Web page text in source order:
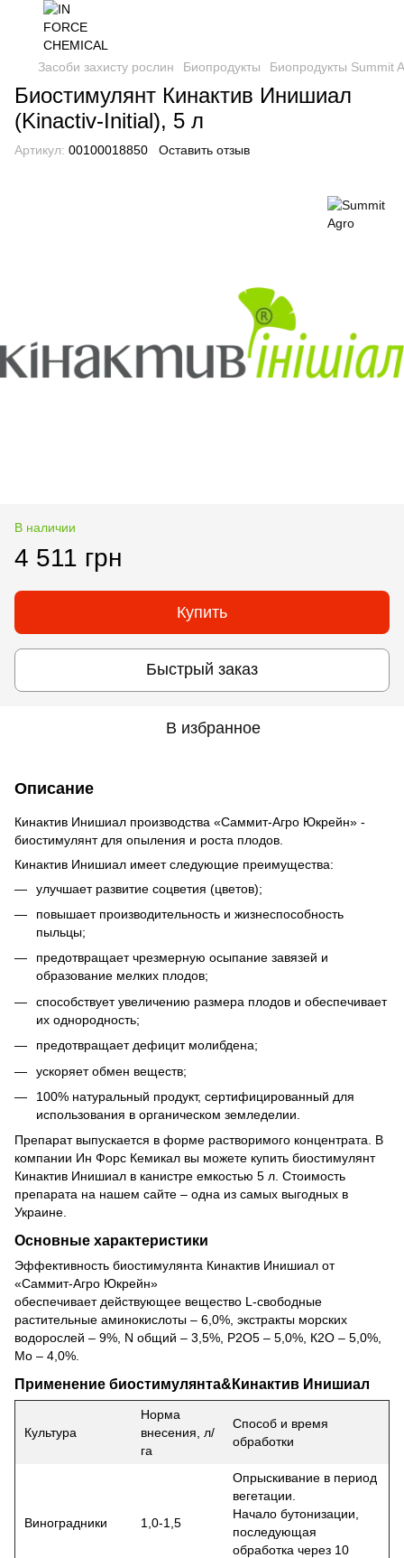
Засоби захисту рослин Биопродукты Биопродукты Summit
Биостимулянт Кинактив Инишиал
(Kinactiv-Initial), 5 л
Артикул: 00100018850 Оставить отзыв
В наличии
4 511 грн
Купить
Быстрый заказ
В избранное
Описание
Кинактив Инишиал производства «Саммит-Агро Юкрейн» -
биостимулянт для опыления и роста плодов.
Кинактив Инишиал имеет следующие преимущества:
улучшает развитие соцветия (цветов);
повышает производительность и жизнеспособность
пыльцы;
предотвращает чрезмерную осыпание завязей и
образование мелких плодов;
способствует увеличению размера плодов и обеспечивает
их однородность;
предотвращает дефицит молибдена;
ускоряет обмен веществ;
100% натуральный продукт, сертифицированный для
использования в органическом земледелии.
Препарат выпускается в форме растворимого концентрата. В
компании Ин Форс Кемикал вы можете купить биостимулянт
Кинактив Инишиал в канистре емкостью 5 л. Стоимость
препарата на нашем сайте – одна из самых выгодных в
Украине.
Основные характеристики
Эффективность биостимулянта Кинактив Инишиал от
«Саммит-Агро Юкрейн»
обеспечивает действующее вещество L-свободные
растительные аминокислоты – 6,0%, экстракты морских
водорослей – 9%, N общий – 3,5%, Р2О5 – 5,0%, К2О – 5,0%,
Mo – 4,0%.
Применение биостимулянта&Кинактив Инишиал
Культура
Норма
внесения, л/
га
Способ и время
обработки
Виноградники 1,0-1,5
Опрыскивание в период
вегетации.
Начало бутонизации,
последующая
обработка через 10